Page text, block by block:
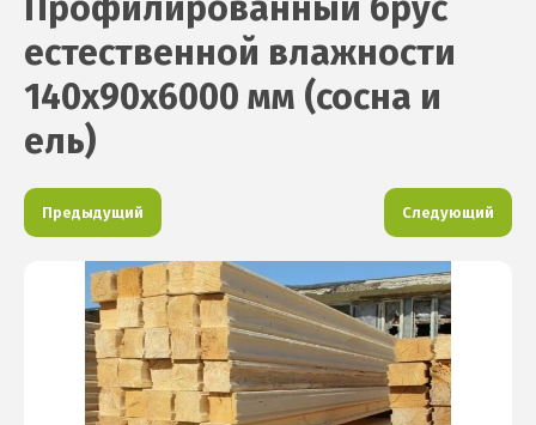
естественной влажности
140х90х6000 мм (сосна и
ель)
Предыдущий Следующий